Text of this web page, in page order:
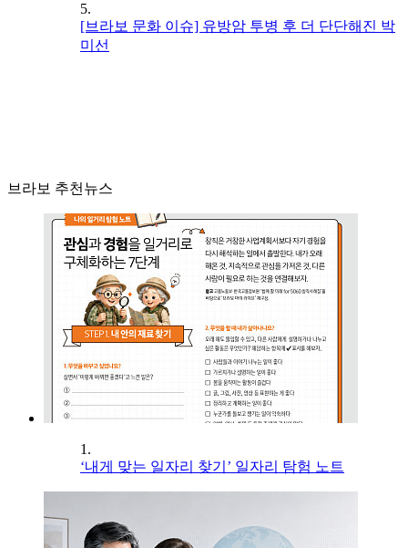
5.
[브라보 문화 이슈] 유방암 투병 후 더 단단해진 박
미선
브라보 추천뉴스
1.
‘내게 맞는 일자리 찾기’ 일자리 탐험 노트